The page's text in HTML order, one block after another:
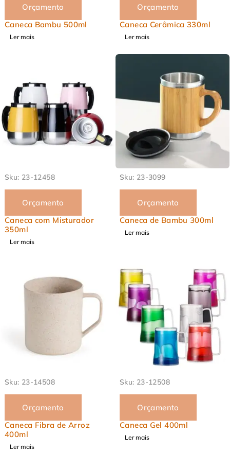
Orçamento
Caneca Bambu 500ml
Ler mais
Orçamento
Caneca Cerâmica 330ml
Ler mais
Sku: 23-12458
Orçamento
Caneca com Misturador
350ml
Ler mais
Sku: 23-3099
Orçamento
Caneca de Bambu 300ml
Ler mais
Sku: 23-14508
Orçamento
Caneca Fibra de Arroz
400ml
Ler mais
Sku: 23-12508
Orçamento
Caneca Gel 400ml
Ler mais